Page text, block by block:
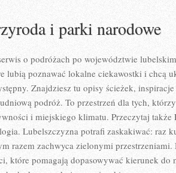
i parki narodowe
o podróżach po województwie
lubią poznawać lokalne ciekawostki i chcą
Znajdziesz tu opisy ścieżek,
podróż. To przestrzeń dla tych,
i miejskiego klimatu. Przeczytaj
Lubelszczyzna potrafi zaskakiwać: raz
razem zachwyca zielonymi
które pomagają dopasowywać kierunek